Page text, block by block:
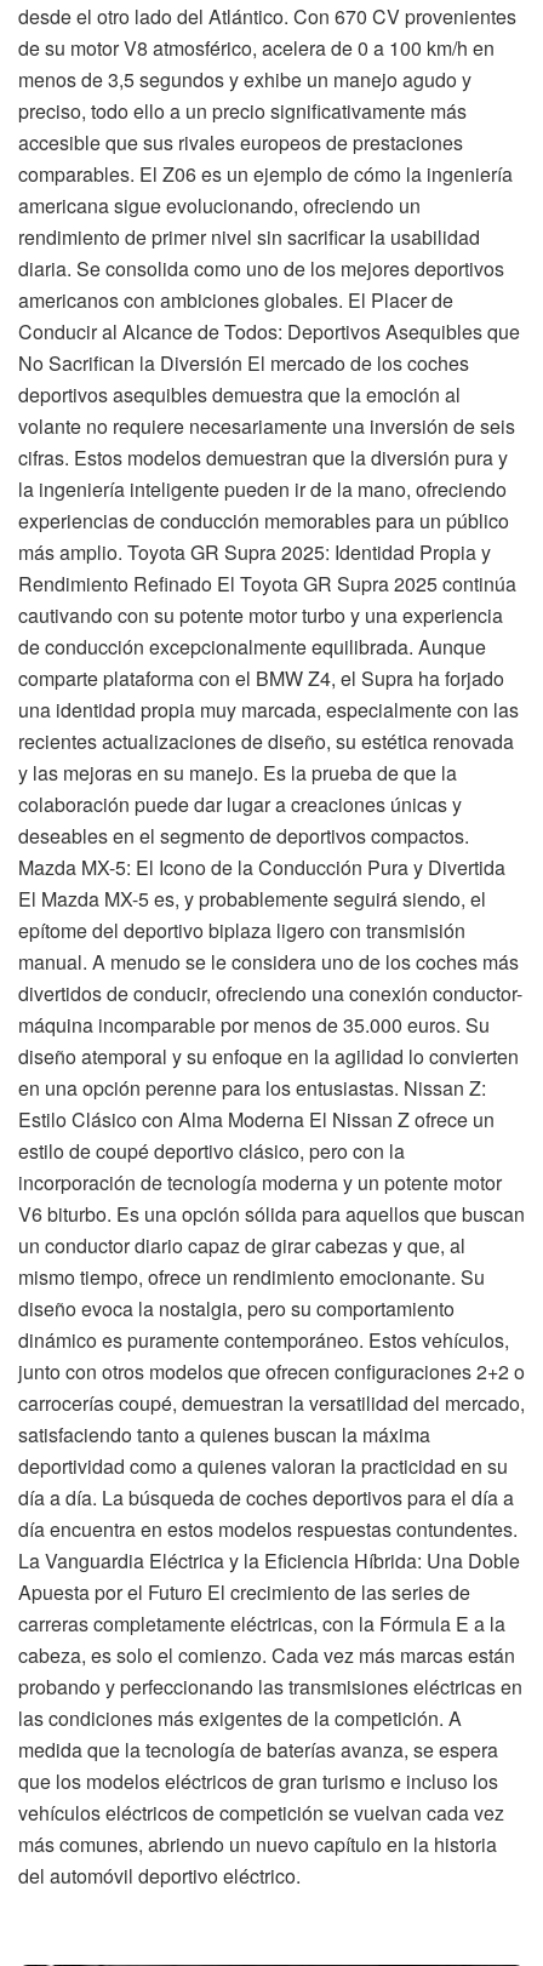
desde el otro lado del Atlántico. Con 670 CV provenientes
de su motor V8 atmosférico, acelera de 0 a 100 km/h en
menos de 3,5 segundos y exhibe un manejo agudo y
preciso, todo ello a un precio significativamente más
accesible que sus rivales europeos de prestaciones
comparables. El Z06 es un ejemplo de cómo la ingeniería
americana sigue evolucionando, ofreciendo un
rendimiento de primer nivel sin sacrificar la usabilidad
diaria. Se consolida como uno de los mejores deportivos
americanos con ambiciones globales. El Placer de
Conducir al Alcance de Todos: Deportivos Asequibles que
No Sacrifican la Diversión El mercado de los coches
deportivos asequibles demuestra que la emoción al
volante no requiere necesariamente una inversión de seis
cifras. Estos modelos demuestran que la diversión pura y
la ingeniería inteligente pueden ir de la mano, ofreciendo
experiencias de conducción memorables para un público
más amplio. Toyota GR Supra 2025: Identidad Propia y
Rendimiento Refinado El Toyota GR Supra 2025 continúa
cautivando con su potente motor turbo y una experiencia
de conducción excepcionalmente equilibrada. Aunque
comparte plataforma con el BMW Z4, el Supra ha forjado
una identidad propia muy marcada, especialmente con las
recientes actualizaciones de diseño, su estética renovada
y las mejoras en su manejo. Es la prueba de que la
colaboración puede dar lugar a creaciones únicas y
deseables en el segmento de deportivos compactos.
Mazda MX-5: El Icono de la Conducción Pura y Divertida
El Mazda MX-5 es, y probablemente seguirá siendo, el
epítome del deportivo biplaza ligero con transmisión
manual. A menudo se le considera uno de los coches más
divertidos de conducir, ofreciendo una conexión conductor-
máquina incomparable por menos de 35.000 euros. Su
diseño atemporal y su enfoque en la agilidad lo convierten
en una opción perenne para los entusiastas. Nissan Z:
Estilo Clásico con Alma Moderna El Nissan Z ofrece un
estilo de coupé deportivo clásico, pero con la
incorporación de tecnología moderna y un potente motor
V6 biturbo. Es una opción sólida para aquellos que buscan
un conductor diario capaz de girar cabezas y que, al
mismo tiempo, ofrece un rendimiento emocionante. Su
diseño evoca la nostalgia, pero su comportamiento
dinámico es puramente contemporáneo. Estos vehículos,
junto con otros modelos que ofrecen configuraciones 2+2 o
carrocerías coupé, demuestran la versatilidad del mercado,
satisfaciendo tanto a quienes buscan la máxima
deportividad como a quienes valoran la practicidad en su
día a día. La búsqueda de coches deportivos para el día a
día encuentra en estos modelos respuestas contundentes.
La Vanguardia Eléctrica y la Eficiencia Híbrida: Una Doble
Apuesta por el Futuro El crecimiento de las series de
carreras completamente eléctricas, con la Fórmula E a la
cabeza, es solo el comienzo. Cada vez más marcas están
probando y perfeccionando las transmisiones eléctricas en
las condiciones más exigentes de la competición. A
medida que la tecnología de baterías avanza, se espera
que los modelos eléctricos de gran turismo e incluso los
vehículos eléctricos de competición se vuelvan cada vez
más comunes, abriendo un nuevo capítulo en la historia
del automóvil deportivo eléctrico.